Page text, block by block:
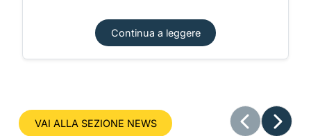
Continua a leggere
VAI ALLA SEZIONE NEWS